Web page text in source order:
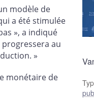
modèle de
a été stimulée
», a indiqué
progressera au
»
monétaire de